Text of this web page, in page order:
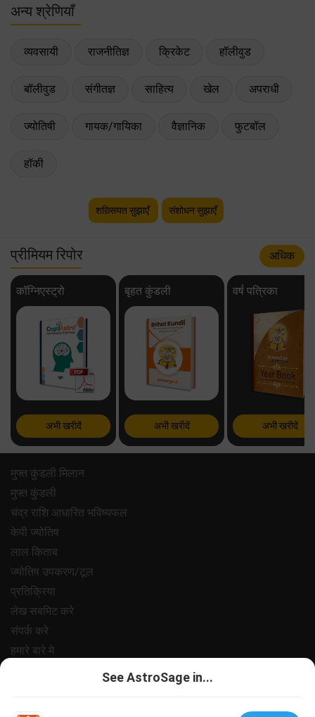
अन्य श्रेणियाँ
व्यवसायी राजनीतिज्ञ क्रिकेट हॉलीवुड
बॉलीवुड संगीतज्ञ साहित्य खेल अपराधी
ज्योतिषी गायक/गायिका वैज्ञानिक फुटबॉल
हॉकी
शख़्सियत सुझाएँ संशोधन सुझाएँ
प्रीमियम रिपोर अधिक
कॉग्निएस्ट्रो
अभी खरीदें
बृहत कुंडली
अभी खरीदें
वर्ष पत्रिका
अभी खरीदें
मुफ्त कुंडली मिलान
मुफ्त कुंडली
चंद्र राशि आधारित भविष्यफल
केपी ज्योतिष
लाल किताब
ज्योतिष उपकरण/टूल
प्रतिक्रिया
लेख सबमिट करे
संपर्क करे
हमारे बारे मे
See AstroSage in...